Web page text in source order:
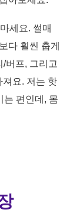
세요. 썰매
다 훨씬 춥게
/버프, 그리고
져요. 저는 핫
는 편인데, 몸